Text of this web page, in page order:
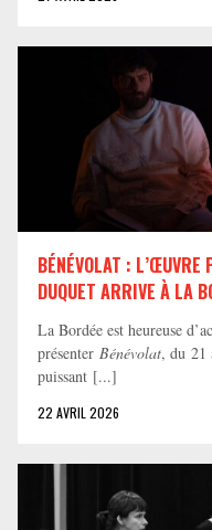
BÉNÉVOLAT : L’ŒUVRE
DUQUET ARRIVE À LA
La Bordée est heureuse
présenter Bénévolat, du 21
puissant [...]
22 AVRIL 2026